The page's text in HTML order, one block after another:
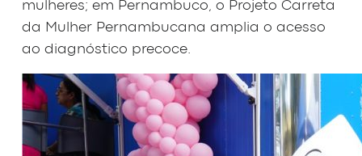
mulheres; em Pernambuco, o Projeto Carreta
da Mulher Pernambucana amplia o acesso
ao diagnóstico precoce.